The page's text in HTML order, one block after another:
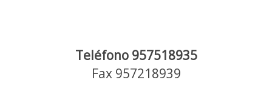
Teléfono 957518935
Fax 957218939